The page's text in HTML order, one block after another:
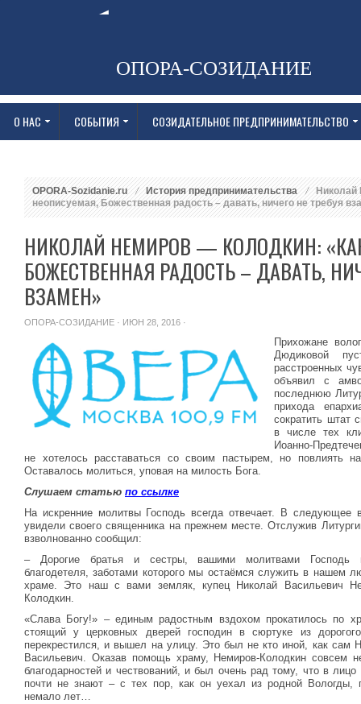
ОПОРА-СОЗИДАНИЕ
О НАС СОБЫТИЯ СОЗИДАТЕЛЬНОЕ ПРЕДПРИНИМАТЕЛЬСТВО
OPORA-Sozidanie.ru История предпринимательства
Николай
неописуемая, Божественная радость – давать, ничего не требуя
НИКОЛАЙ НЕМИРОВ — КОЛОДКИН:
БОЖЕСТВЕННАЯ РАДОСТЬ – ДАВАТЬ,
ВЗАМЕН»
ОПОРА-СОЗИДАНИЕ · ИЮН 28, 2016 ·
Прихожане
Дюдиковой
расстроенных
объявил с
последнюю
прихода
сократить штат
в числе тех
Иоанно-
не хотелось расставаться со своим пастырем, но повлиять
Оставалось молиться, уповая на милость Бога.
Слушаем статью по ссылке
На искренние молитвы Господь всегда отвечает. В следующее
увидели своего священника на прежнем месте. Отслужив
взволнованно сообщил:
– Дорогие братья и сестры, вашими молитвами Господь
благодетеля, заботами которого мы остаёмся служить в нашем
храме. Это наш с вами земляк, купец Николай Васильевич
Колодкин.
«Слава Богу!» – единым радостным вздохом прокатилось по
стоящий у церковных дверей господин в сюртуке из
перекрестился, и вышел на улицу. Это был не кто иной, как сам
Васильевич. Оказав помощь храму, Немиров-Колодкин совсем
благодарностей и чествований, и был очень рад тому, что в лицо
почти не знают – с тех пор, как он уехал из родной Вологды,
немало лет…